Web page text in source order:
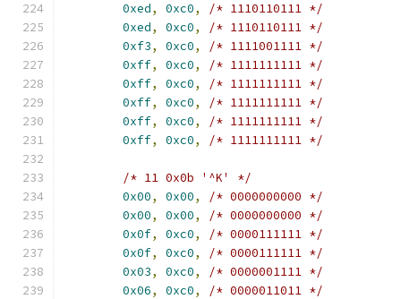
0xed, 0xc0,
/* 1110110111 */
0xed, 0xc0,
/* 1110110111 */
0xf3, 0xc0,
/* 1111001111 */
0xff, 0xc0,
/* 1111111111 */
0xff, 0xc0,
/* 1111111111 */
0xff, 0xc0,
/* 1111111111 */
0xff, 0xc0,
/* 1111111111 */
0xff, 0xc0, /* 1111111111 */
/* 11 0x0b '^K' */
0x00, 0x00,
/* 0000000000 */
0x00, 0x00,
/* 0000000000 */
0x0f, 0xc0,
/* 0000111111 */
0x0f, 0xc0,
/* 0000111111 */
0x03, 0xc0,
/* 0000001111 */
0x06, 0xc0,
/* 0000011011 */